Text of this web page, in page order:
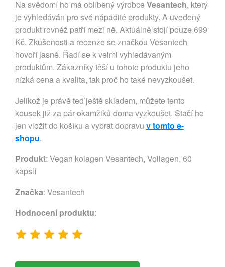
Na svědomí ho má oblíbený výrobce Vesantech, který
je vyhledáván pro své nápadité produkty. A uvedený
produkt rovněž patří mezi ně. Aktuálně stojí pouze 699
Kč. Zkušenosti a recenze se značkou Vesantech
hovoří jasně. Řadí se k velmi vyhledávaným
produktům. Zákazníky těší u tohoto produktu jeho
nízká cena a kvalita, tak proč ho také nevyzkoušet.
Jelikož je právě teď ještě skladem, můžete tento
kousek již za pár okamžiků doma vyzkoušet. Stačí ho
jen vložit do košíku a vybrat dopravu v tomto e-
shopu.
Produkt: Vegan kolagen Vesantech, Vollagen, 60
kapslí
Značka: Vesantech
Hodnocení produktu: